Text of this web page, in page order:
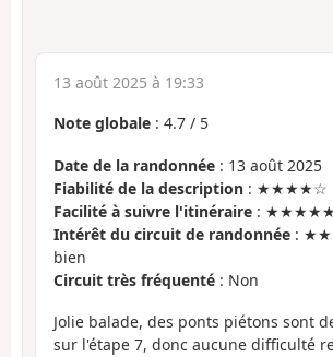
13 août 2025 à 19:33
Note globale : 4.7 / 5
Date de la randonnée : 13 août 2025
Fiabilité de la description : ★★★★☆
Facilité à suivre l'itinéraire : ★★★★★
Intérêt du circuit de randonnée :
bien
Circuit très fréquenté : Non
Jolie balade, des ponts piétons sont
sur l'étape 7, donc aucune difficulté